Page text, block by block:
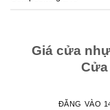
Giá cửa
ĐĂNG VÀO